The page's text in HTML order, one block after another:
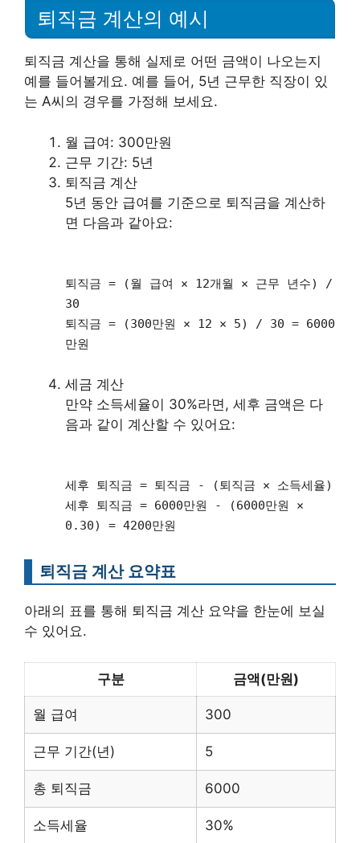
퇴직금 계산의 예시
퇴직금 계산을 통해 실제로 어떤 금액이 나오는지
예를 들어볼게요. 예를 들어, 5년 근무한 직장이 있
는 A씨의 경우를 가정해 보세요.
월 급여: 300만원
근무 기간: 5년
퇴직금 계산
5년 동안 급여를 기준으로 퇴직금을 계산하
면 다음과 같아요:
퇴직금 = (월 급여 × 12개월 × 근무 년수) /
30
퇴직금 = (300만원 × 12 × 5) / 30 = 6000
만원
세금 계산
만약 소득세율이 30%라면, 세후 금액은 다
음과 같이 계산할 수 있어요:
세후 퇴직금 = 퇴직금 - (퇴직금 × 소득세율)
세후 퇴직금 = 6000만원 - (6000만원 ×
0.30) = 4200만원
퇴직금 계산 요약표
아래의 표를 통해 퇴직금 계산 요약을 한눈에 보실
수 있어요.
구분 금액(만원)
월 급여 300
근무 기간(년) 5
총 퇴직금 6000
소득세율 30%